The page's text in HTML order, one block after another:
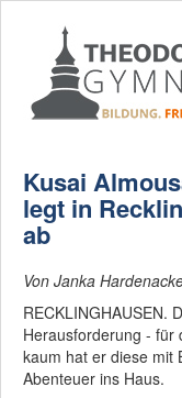
Kusai
legt in
ab
Von Janka
RECKLINGHAUSEN.
Herausforderung - für
kaum hat er diese mit
Abenteuer ins Haus.